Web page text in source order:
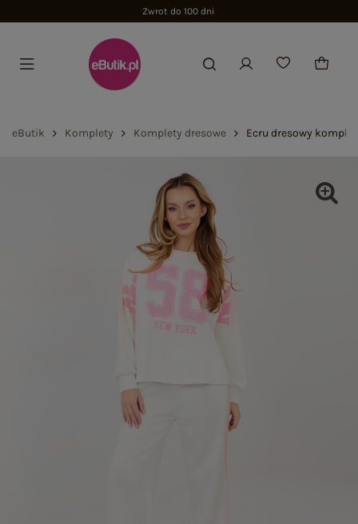
Zwrot do 100 dni
eButik Komplety Komplety dresowe Ecru dresowy